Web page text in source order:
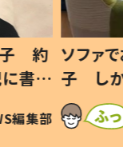
歳息
？」
編集部
小1から
ッド」
作り続
#令和の
SNSで話